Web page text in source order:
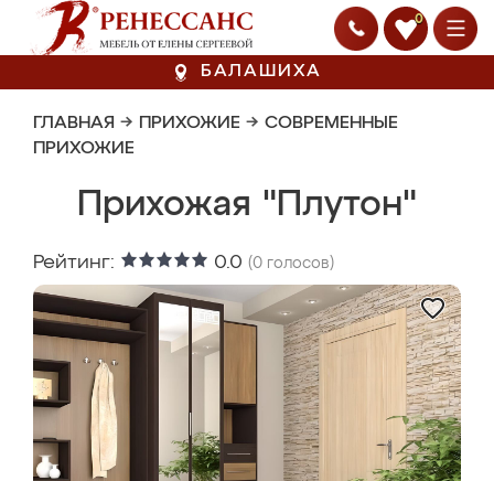
0
БАЛАШИХА
ГЛАВНАЯ → ПРИХОЖИЕ → СОВРЕМЕННЫЕ
ПРИХОЖИЕ
Прихожая "Плутон"
Рейтинг: 0.0 (0 голосов)